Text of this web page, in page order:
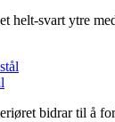
helt-svart ytre
bidrar til å